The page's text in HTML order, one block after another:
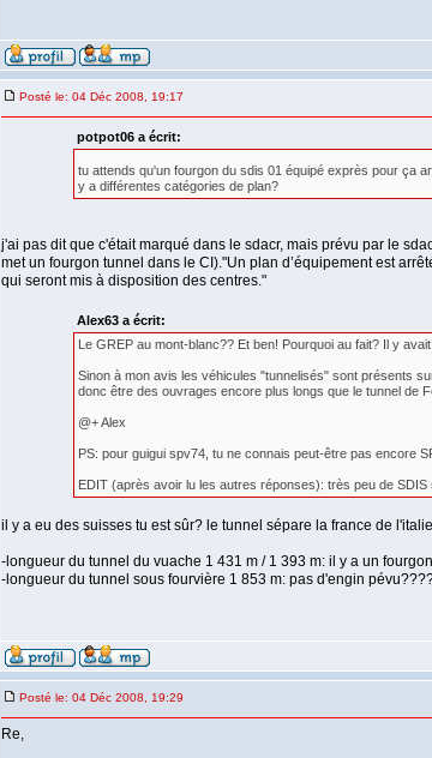
Posté le: 04 Déc 2008, 19:17
potpot06 a écrit:
tu attends qu'un fourgon du sdis 01 équipé exprès pour ça
y a différentes catégories de plan?
j'ai pas dit que c'était marqué dans le sdacr, mais prévu par le
met un fourgon tunnel dans le CI)."Un plan d’équipement est
qui seront mis à disposition des centres."
Alex63 a écrit:
Le GREP au mont-blanc?? Et ben! Pourquoi au fait? Il y
Sinon à mon avis les véhicules "tunnelisés" sont présents
donc être des ouvrages encore plus longs que le tunnel de
@+ Alex
PS: pour guigui spv74, tu ne connais peut-être pas encore
EDIT (après avoir lu les autres réponses): très peu de SDIS
il y a eu des suisses tu est sûr? le tunnel sépare la france de
-longueur du tunnel du vuache 1 431 m / 1 393 m: il y a un
-longueur du tunnel sous fourvière 1 853 m: pas d'engin
Posté le: 04 Déc 2008, 19:29
Re,